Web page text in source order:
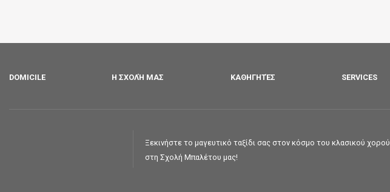
DOMICILE Η ΣΧΟΛΉ ΜΑΣ ΚΑΘΗΓΗΤΈΣ SERVICES
Ξεκινήστε το μαγευτικό ταξίδι σας στον κόσμο του κλασικού χορού
στη Σχολή Μπαλέτου μας!